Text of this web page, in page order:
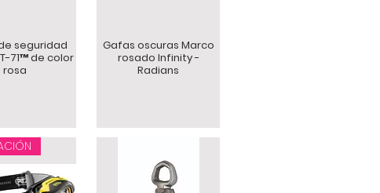
seguridad
71™ de color
rosa
Gafas oscuras Marco
rosado Infinity -
Radians